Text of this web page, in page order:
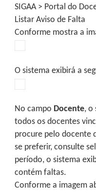
SIGAA > Portal do
Listar Aviso de Falta
Conforme mostra a
O sistema exibirá a
No campo Docente, o
todos os docentes
procure pelo docente
se preferir, consulte
período, o sistema
contém faltas.
Conforme a imagem